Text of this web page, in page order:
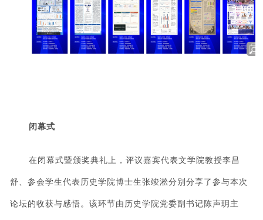
闭幕式
在闭幕式暨颁奖典礼上，评议嘉宾代表文学院教授李昌
舒、参会学生代表历史学院博士生张竣淞分别分享了参与本次
论坛的收获与感悟。该环节由历史学院党委副书记陈声玥主